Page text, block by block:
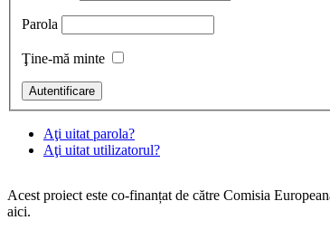
Parola
Ţine-mă minte
Aţi uitat parola?
Aţi uitat utilizatorul?
Acest proiect este co-finanțat de către Comisia
aici.